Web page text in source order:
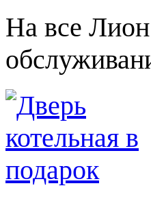
На все Лион